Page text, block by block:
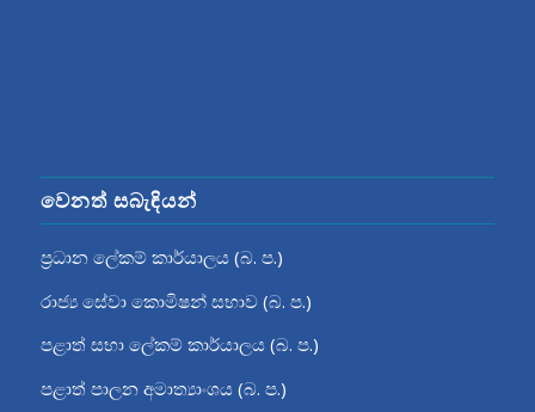
වෙනත් සබැඳියන්
ප්‍රධාන ලේකම් කාර්යාලය (බ. ප.)
රාජ්‍ය සේවා කොමිෂන් සභාව (බ. ප.)
පළාත් සභා ලේකම් කාර්යාලය (බ. ප.)
පළාත් පාලන අමාත්‍යාංශය (බ. ප.)